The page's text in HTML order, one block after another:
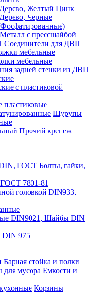
Желтый Цинк
Черные
с прессшайбой
Соединители для ДВП
мебельные
мебельные
задней стенки из ДВП
с пластиковой
пластиковые
Шурупы
Прочий крепеж
Болты, гайки,
7801-81
головкой DIN933,
DIN9021, Шайбы DIN
DIN 975
Барная стойка и полки
Емкости и
Корзины